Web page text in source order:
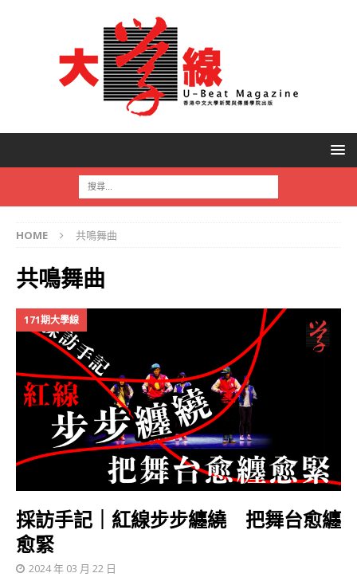
HOME 共鳴舞曲
共鳴舞曲
171期大學線
採訪手記｜紅線步步纏繞 把舞台愈纏
愈緊
2024 年 03 月 22 日